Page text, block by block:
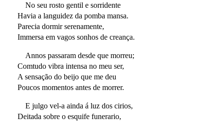
No seu rosto gentil e sorridente
Havia a languidez da pomba mansa.
Parecia dormir serenamente,
Immersa em vagos sonhos de creança.
Annos passaram desde que morreu;
Comtudo vibra intensa no meu ser,
A sensação do beijo que me deu
Poucos momentos antes de morrer.
E julgo vel-a ainda á luz dos cirios,
Deitada sobre o esquife funerario,